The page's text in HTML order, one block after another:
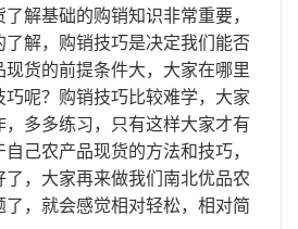
解基础的购销知识非常重要，
解，购销技巧是决定我们能否
货的前提条件大，大家在哪里
呢？购销技巧比较难学，大家
多多练习，只有这样大家才有
己农产品现货的方法和技巧，
，大家再来做我们南北优品农
，就会感觉相对轻松，相对简